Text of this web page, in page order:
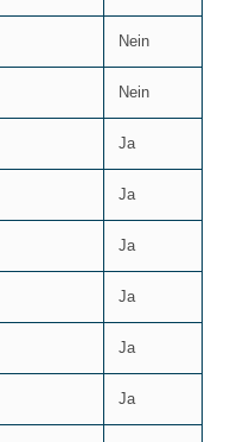
Nein
Nein
Ja
Ja
Ja
Ja
Ja
Ja